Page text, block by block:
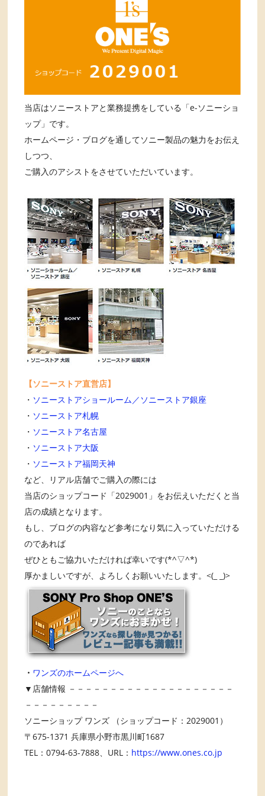
当店はソニーストアと業務提携をしている「e-ソニーショ
ップ」です。
ホームページ・ブログを通してソニー製品の魅力をお伝え
しつつ、
ご購入のアシストをさせていただいています。
【ソニーストア直営店】
・ ソニーストアショールーム／ソニーストア銀座
・ ソニーストア札幌
・ ソニーストア名古屋
・ ソニーストア大阪
・ ソニーストア福岡天神
など、リアル店舗でご購入の際には
当店のショップコード「2029001」をお伝えいただくと当
店の成績となります。
もし、ブログの内容など参考になり気に入っていただける
のであれば
ぜひともご協力いただければ幸いです(*^▽^*)
厚かましいですが、よろしくお願いいたします。<(_ _)>
・ ワンズのホームページへ
▼店舗情報 －－－－－－－－－－－－－－－－－－－－
－－－－－－－－－
ソニーショップ ワンズ （ショップコード：2029001）
〒675-1371 兵庫県小野市黒川町1687
TEL：0794-63-7888、URL： https://www.ones.co.jp